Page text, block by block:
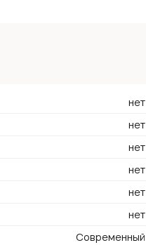
нет
нет
нет
нет
нет
нет
Современный